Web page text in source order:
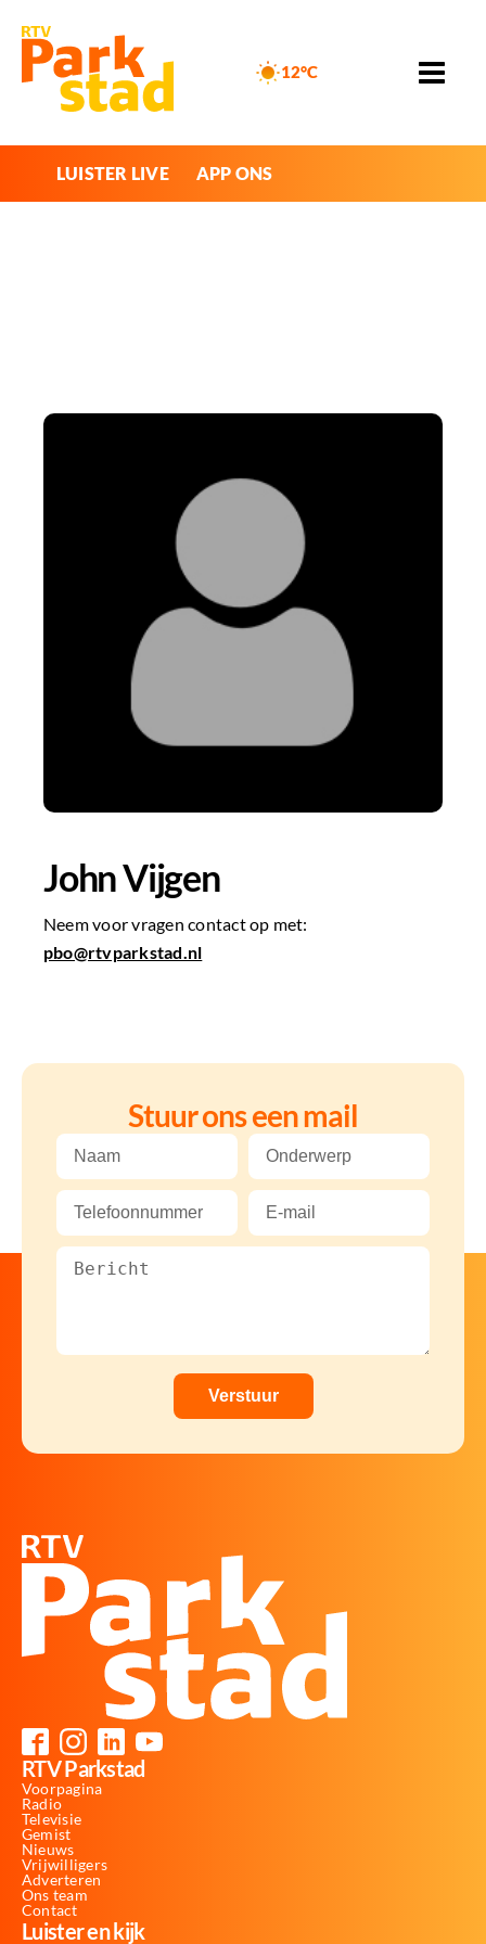
12°C
LUISTER LIVE APP ONS
John Vijgen
Neem voor vragen contact op met:
pbo@rtvparkstad.nl
Stuur ons een mail
RTV Parkstad
Voorpagina
Radio
Televisie
Gemist
Nieuws
Vrijwilligers
Adverteren
Ons team
Contact
Luister en kijk